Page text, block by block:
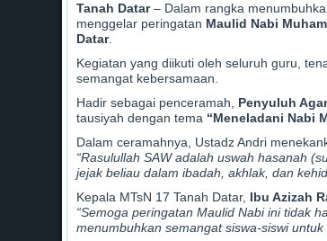
Tanah Datar– Dalam rangka
menggelar peringatan Maulid Nabi
Datar.
Kegiatan yang diikuti oleh seluruh guru,
semangat kebersamaan.
Hadir sebagai penceramah, Penyuluh
tausiyah dengan tema “Meneladani Nabi
Dalam ceramahnya, Ustadz Andri
“Rasulullah SAW adalah uswah hasanah
jejak beliau dalam ibadah, akhlak, dan
Kepala MTsN 17 Tanah Datar, Ibu Azizah
“Semoga peringatan Maulid Nabi ini tidak
menumbuhkan semangat siswa-siswi